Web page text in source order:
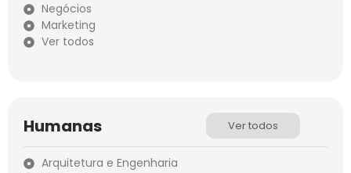
Negócios
Marketing
Ver todos
Humanas Ver todos
Arquitetura e Engenharia